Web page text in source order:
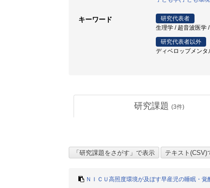
キーワード
研究代表者
生理学 / 超音波医学
研究代表者以外
ディベロップメンタ
研究課題 (3件)
ＮＩＣＵ高照度環境が及ぼす早産児の睡眠・